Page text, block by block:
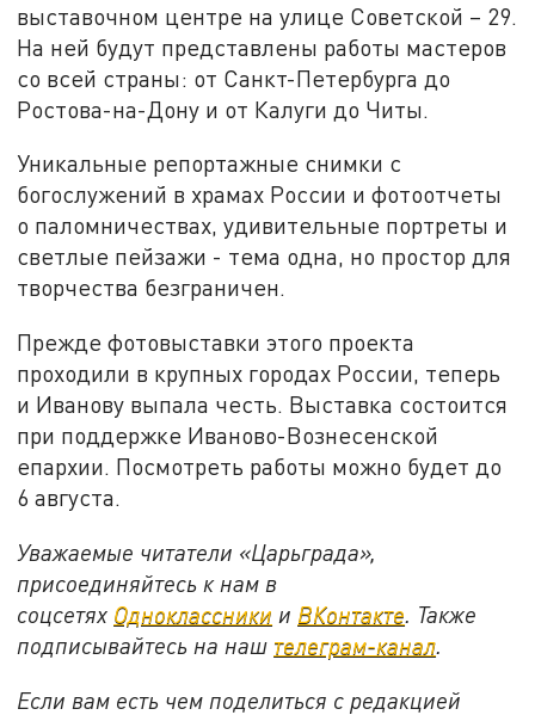
выставочном центре на улице Советской – 29.
На ней будут представлены работы мастеров
со всей страны: от Санкт-Петербурга до
Ростова-на-Дону и от Калуги до Читы.
Уникальные репортажные снимки с
богослужений в храмах России и фотоотчеты
о паломничествах, удивительные портреты и
светлые пейзажи - тема одна, но простор для
творчества безграничен.
Прежде фотовыставки этого проекта
проходили в крупных городах России, теперь
и Иванову выпала честь. Выставка состоится
при поддержке Иваново-Вознесенской
епархии. Посмотреть работы можно будет до
6 августа.
Уважаемые читатели «Царьграда»,
присоединяйтесь к нам в
соцсетях Одноклассники и ВКонтакте. Также
подписывайтесь на наш телеграм-канал.
Если вам есть чем поделиться с редакцией